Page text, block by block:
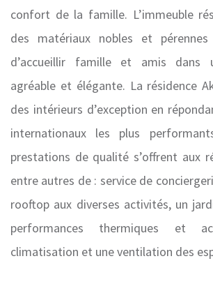
confort de la famille. L’immeuble
des matériaux nobles et
d’accueillir famille et amis dans
agréable et élégante. La résidence
des intérieurs d’exception en
internationaux les plus
prestations de qualité s’offrent aux
entre autres de : service de
rooftop aux diverses activités, un
performances thermiques et
climatisation et une ventilation des